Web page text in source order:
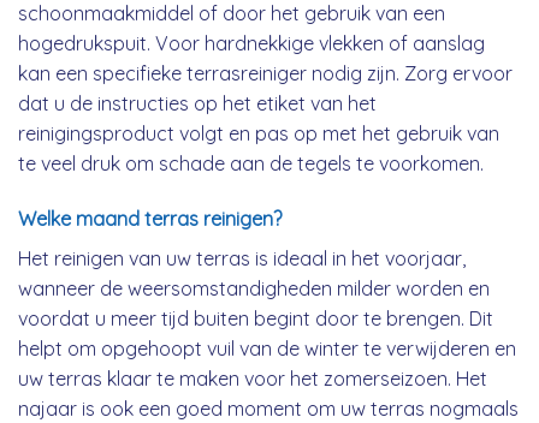
schoonmaakmiddel of door het gebruik van een
hogedrukspuit. Voor hardnekkige vlekken of aanslag
kan een specifieke terrasreiniger nodig zijn. Zorg ervoor
dat u de instructies op het etiket van het
reinigingsproduct volgt en pas op met het gebruik van
te veel druk om schade aan de tegels te voorkomen.
Welke maand terras reinigen?
Het reinigen van uw terras is ideaal in het voorjaar,
wanneer de weersomstandigheden milder worden en
voordat u meer tijd buiten begint door te brengen. Dit
helpt om opgehoopt vuil van de winter te verwijderen en
uw terras klaar te maken voor het zomerseizoen. Het
najaar is ook een goed moment om uw terras nogmaals